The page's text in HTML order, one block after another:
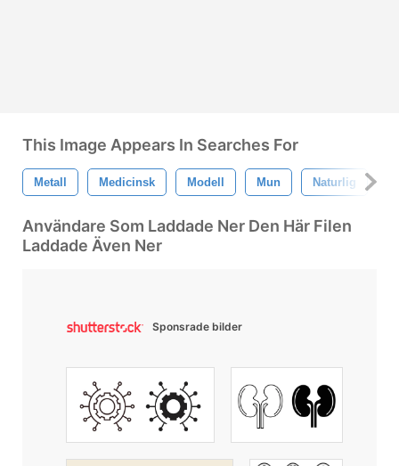
This Image Appears In Searches For
Metall Medicinsk Modell Mun Naturlig
Användare Som Laddade Ner Den Här Filen
Laddade Även Ner
Sponsrade bilder